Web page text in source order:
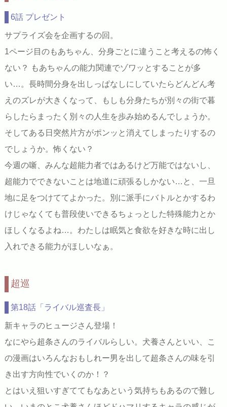
6話 プレゼント
サプライズ会を企画するの回。
1ページ目のもあちゃん、分身ごとに違うこと考えるの怖く
ない？ もあちゃんの能力関連でゾワッとすることが多
い…。長時間分身を出しっぱなしにしていたらどんどん考
えのズレが大きくなって、もしも分身たちが別々の街で暮
らしたらまったく別々の人生を歩み始めるんでしょうか。
そしてある日突然片方がポンッと消えてしまったりするの
でしょうか。怖くない？
今週の噺、みんな超能力者ではあるけど万能ではないし、
超能力でできないことは地道に頑張るしかない…と、一旦
地に足をつけててよかった。別に派手にバトルとかするわ
けじゃなくても普段使いできるちょっとした特殊能力とか
ほしくなるよね…。わたしは眠気と食欲を好きな時に出し
入れできる能力がほしいなぁ。
超巡
第18話「ライバル巡査長」
新キャラのヒュージさん登場！
なにやら超条さんのライバルらしい。犬養さんといい、こ
の漫画はいろんなおもしれー男を出して超条さんの味を引
き出す方向性でいくのか！？
とはいえ狙いすぎててもなあという気持ちもあるので難し